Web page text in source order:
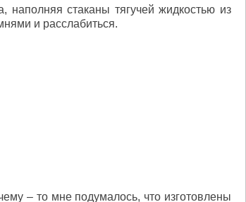
наполняя стаканы тягучей жидкостью из
и расслабиться.
– то мне подумалось, что изготовлены